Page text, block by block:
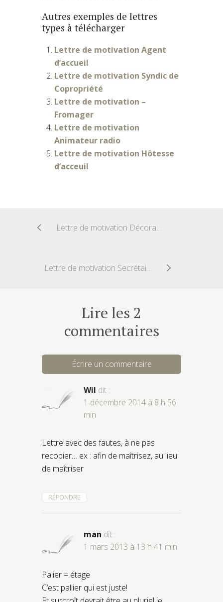
Autres exemples de lettres
types à télécharger
Lettre de motivation Agent
d’accueil
Lettre de motivation Syndic de
Copropriété
Lettre de motivation –
Fromager
Lettre de motivation
Animateur radio
Lettre de motivation Hôtesse
d’acceuil
Lettre de motivation Décorateur
Lettre de motivation Secrétaire commerciale
Lire les 2
commentaires
Écrire un commentaire
Wil dit :
1 décembre 2014 à 8 h 56
min
Lettre avec des fautes, à ne pas
recopier… ex : afin de maîtrisez, au lieu
de maîtriser
RÉPONDRE
man dit :
1 mars 2013 à 13 h 41 min
Palier = étage
C’est pallier qui est juste!